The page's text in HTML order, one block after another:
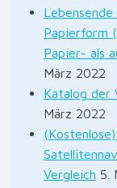
Papierform
Papier- als
März 2022
Katalog der
März 2022
Vergleich 5.